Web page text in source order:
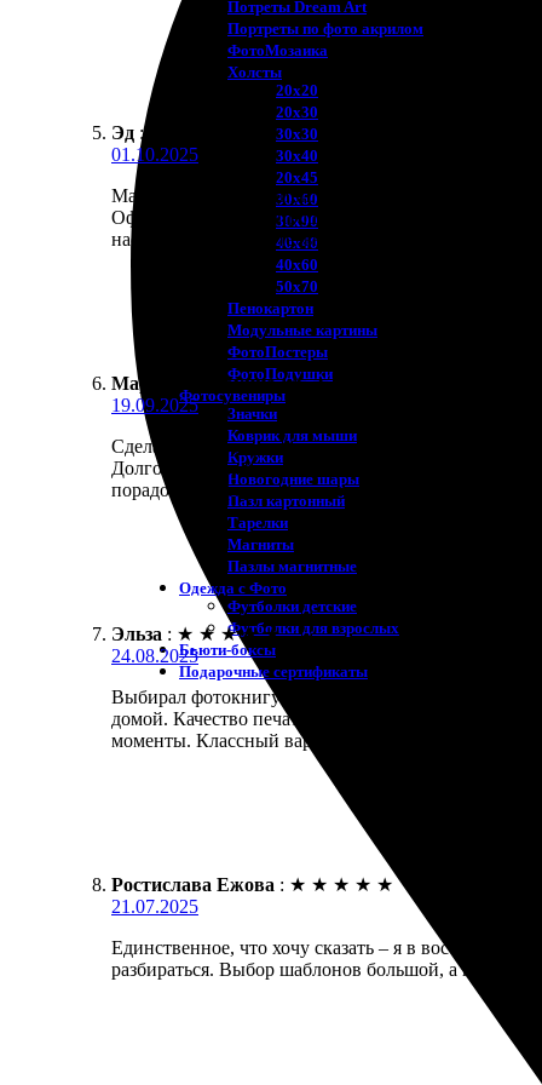
Потреты Dream Art
Портреты по фото акрилом
ФотоМозаика
Холсты
20х20
20х30
30х30
30х40
20х45
30х60
30х90
40х40
40х60
50х70
Пенокартон
Модульные картины
ФотоПостеры
ФотоПодушки
Фотоcувениры
Значки
Коврик для мыши
Кружки
Новогодние шары
Пазл картонный
Тарелки
Магниты
Пазлы магнитные
Одежда с Фото
Футболки детские
Футболки для взрослых
Бьюти-боксы
Подарочные сертификаты
Эд :
01.10.2025
Магазин приятно удивил качеством услуг.
Оформление заказа прошло быстро и без проблем.
насыщенные. Обязательно закажу ещё!
Марианна Фокина : ★ ★
19.09.2025
Сделали шикарную фотокнигу! Процесс оказался
Долго колебалась с макетом, но служба
порадовало оформление, цвета яркие и
Эльза : ★ ★ ★ ★ ★
24.08.2025
Выбирал фотокнигу для своих воспоминаний.
домой. Качество печати на высоте, цвета яркие и
моменты. Классный вариант для подарка!
Ростислава Ежова : ★ ★ ★ ★ ★
21.07.2025
Единственное, что хочу сказать – я в восторге!
разбираться. Выбор шаблонов большой, а